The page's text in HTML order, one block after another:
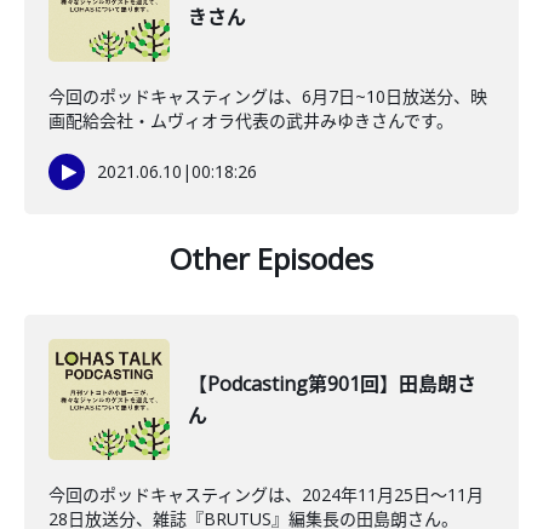
きさん
今回のポッドキャスティングは、6月7日~10日放送分、映
画配給会社・ムヴィオラ代表の武井みゆきさんです。
2021.06.10 |00:18:26
Other Episodes
【Podcasting第901回】田島朗さ
ん
今回のポッドキャスティングは、2024年11月25日～11月
28日放送分、雑誌『BRUTUS』編集長の田島朗さん。